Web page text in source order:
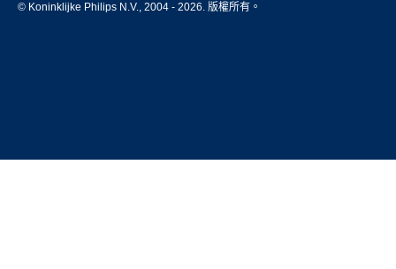
© Koninklijke Philips N.V., 2004 - 2026. 版權所有。